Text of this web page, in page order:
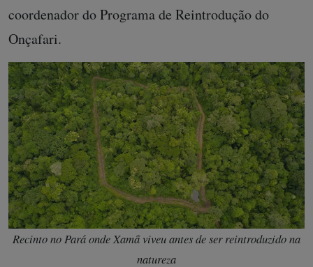
coordenador do Programa de Reintrodução do
Onçafari.
Recinto no Pará onde Xamã viveu antes de ser reintroduzido na
natureza